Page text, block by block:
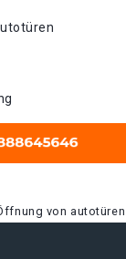
von autotüren